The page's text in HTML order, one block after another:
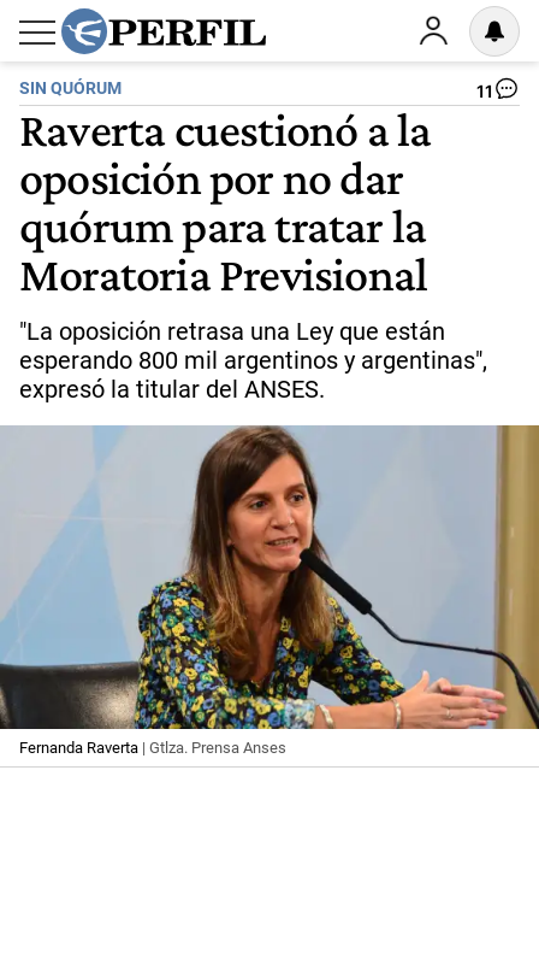
SIN QUÓRUM 11
Raverta cuestionó a la
oposición por no dar
quórum para tratar la
Moratoria Previsional
"La oposición retrasa una Ley que están
esperando 800 mil argentinos y argentinas",
expresó la titular del ANSES.
Fernanda Raverta | Gtlza. Prensa Anses